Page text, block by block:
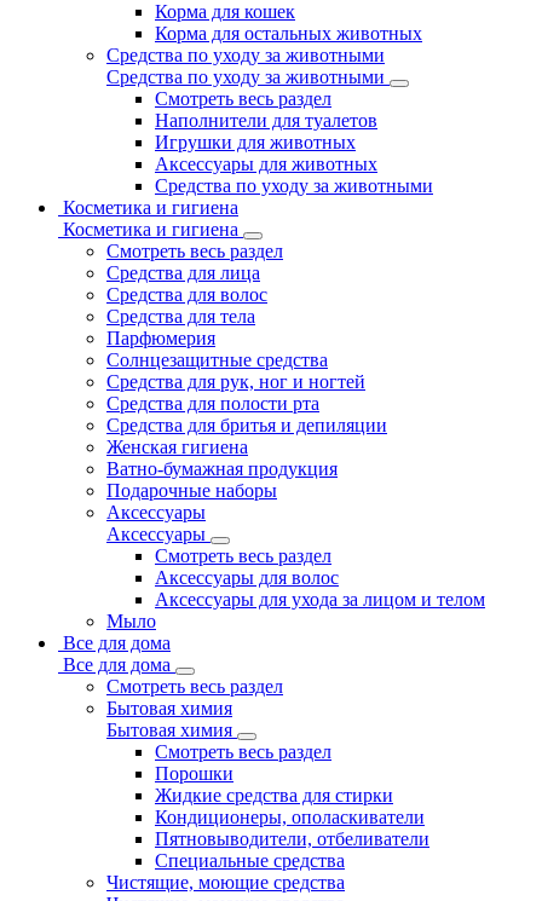
Корма для кошек
Корма для остальных животных
Средства по уходу за животными
Средства по уходу за животными
Смотреть весь раздел
Наполнители для туалетов
Игрушки для животных
Аксессуары для животных
Средства по уходу за животными
Косметика и гигиена
Косметика и гигиена
Смотреть весь раздел
Средства для лица
Средства для волос
Средства для тела
Парфюмерия
Солнцезащитные средства
Средства для рук, ног и ногтей
Средства для полости рта
Средства для бритья и депиляции
Женская гигиена
Ватно-бумажная продукция
Подарочные наборы
Аксессуары
Аксессуары
Смотреть весь раздел
Аксессуары для волос
Аксессуары для ухода за лицом и телом
Мыло
Все для дома
Все для дома
Смотреть весь раздел
Бытовая химия
Бытовая химия
Смотреть весь раздел
Порошки
Жидкие средства для стирки
Кондиционеры, ополаскиватели
Пятновыводители, отбеливатели
Специальные средства
Чистящие, моющие средства